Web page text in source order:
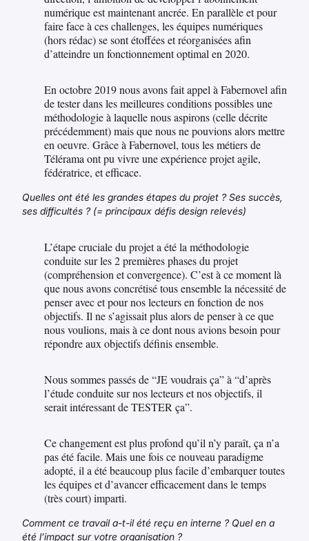
numérique est maintenant ancrée. En parallèle et pour
faire face à ces challenges, les équipes numériques
(hors rédac) se sont étoffées et réorganisées afin
d’atteindre un fonctionnement optimal en 2020.
En octobre 2019 nous avons fait appel à Fabernovel afin
de tester dans les meilleures conditions possibles une
méthodologie à laquelle nous aspirons (celle décrite
précédemment) mais que nous ne pouvions alors mettre
en oeuvre. Grâce à Fabernovel, tous les métiers de
Télérama ont pu vivre une expérience projet agile,
fédératrice, et efficace.
Quelles ont été les grandes étapes du projet ? Ses succès,
ses difficultés ? (= principaux défis design relevés)
L’étape cruciale du projet a été la méthodologie
conduite sur les 2 premières phases du projet
(compréhension et convergence). C’est à ce moment là
que nous avons concrétisé tous ensemble la nécessité de
penser avec et pour nos lecteurs en fonction de nos
objectifs. Il ne s’agissait plus alors de penser à ce que
nous voulions, mais à ce dont nous avions besoin pour
répondre aux objectifs définis ensemble.
Nous sommes passés de “JE voudrais ça” à “d’après
l’étude conduite sur nos lecteurs et nos objectifs, il
serait intéressant de TESTER ça”.
Ce changement est plus profond qu’il n’y paraît, ça n’a
pas été facile. Mais une fois ce nouveau paradigme
adopté, il a été beaucoup plus facile d’embarquer toutes
les équipes et d’avancer efficacement dans le temps
(très court) imparti.
Comment ce travail a-t-il été reçu en interne ? Quel en a
été l’impact sur votre organisation ?